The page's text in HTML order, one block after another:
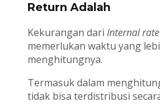
Return Adalah
Kekurangan dari Internal
memerlukan waktu yang
menghitungnya.
Termasuk dalam
tidak bisa terdistribusi